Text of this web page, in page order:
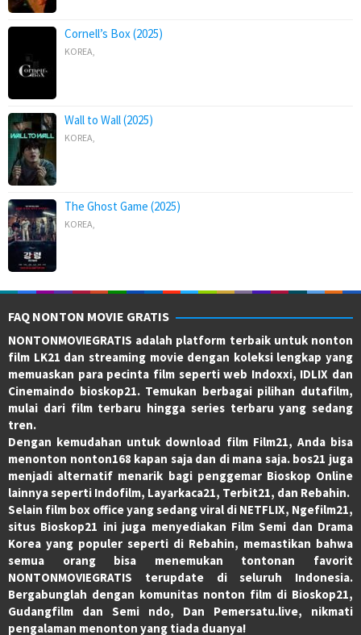
Cornell’s Box (2025)
KOREA
Wall to Wall (2025)
KOREA
The Ghost Game (2025)
KOREA
FAQ NONTON MOVIE GRATIS
NONTONMOVIEGRATIS adalah platform terbaik untuk nonton
film LK21 dan streaming movie dengan koleksi lengkap yang
memuaskan para pecinta film seperti web Indoxxi, IDLIX dan
Cinemaindo bioskop21. Temukan berbagai pilihan dutafilm,
mulai dari film terbaru hingga series terbaru yang sedang
tren.
Dengan kemudahan untuk download film Film21, Anda bisa
menonton nonton168 kapan saja dan di mana saja. bos21 juga
menjadi alternatif menarik bagi penggemar Bioskop Online
lainnya seperti Indofilm, Layarkaca21, Terbit21, dan Rebahin.
Selain film box office yang sedang viral di NETFLIX, Ngefilm21,
situs Bioskop21 ini juga menyediakan Film Semi dan Drama
Korea yang populer seperti di Rebahin, memastikan bahwa
semua orang bisa menemukan tontonan favorit
NONTONMOVIEGRATIS terupdate di seluruh Indonesia.
Bergabunglah dengan komunitas nonton film di Bioskop21,
Gudangfilm dan Semi ndo, Dan Pemersatu.live, nikmati
pengalaman menonton yang tiada duanya!